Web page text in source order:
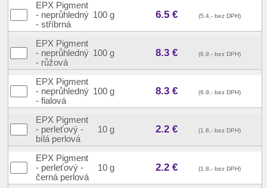
EPX Pigment
- neprůhledný
- stříbrná
100 g 6.5 € (5.4,- bez DPH)
EPX Pigment
- neprůhledný
- růžová
100 g 8.3 € (6.9,- bez DPH)
EPX Pigment
- neprůhledný
- fialová
100 g 8.3 € (6.9,- bez DPH)
EPX Pigment
- perleťový -
bílá perlová
10 g 2.2 € (1.8,- bez DPH)
EPX Pigment
- perleťový -
černá perlová
10 g 2.2 € (1.8,- bez DPH)